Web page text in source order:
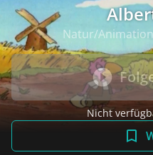
Natur/
Nicht